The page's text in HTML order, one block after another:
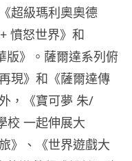
超級瑪利奧奧德
憤怒世界》和
版》。薩爾達系列俯
現》和《薩爾達傳
，《寶可夢 朱/
校 一起伸展大
》、《世界遊戲大